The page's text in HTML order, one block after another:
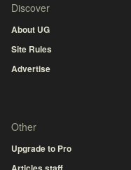
Discover
About UG
Site Rules
Advertise
Other
Upgrade to Pro